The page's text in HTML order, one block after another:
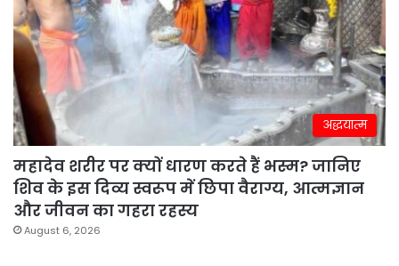
अद्धयात्म
महादेव शरीर पर क्यों धारण करते हैं भस्म? जानिए
शिव के इस दिव्य स्वरूप में छिपा वैराग्य, आत्मज्ञान
और जीवन का गहरा रहस्य
August 6, 2026